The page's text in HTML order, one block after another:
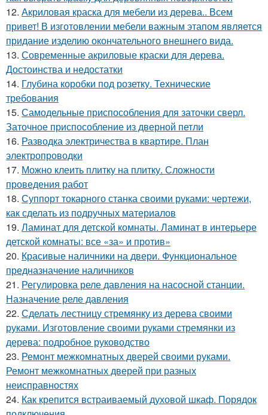
12. Акриловая краска для мебели из дерева.. Всем
привет! В изготовлении мебели важным этапом является
придание изделию окончательного внешнего вида.
13. Современные акриловые краски для дерева.
Достоинства и недостатки
14. Глубина коробки под розетку. Технические
требования
15. Самодельные приспособления для заточки сверл.
Заточное приспособление из дверной петли
16. Разводка электричества в квартире. План
электропроводки
17. Можно клеить плитку на плитку. Сложности
проведения работ
18. Суппорт токарного станка своими руками: чертежи,
как сделать из подручных материалов
19. Ламинат для детской комнаты. Ламинат в интерьере
детской комнаты: все «за» и против»
20. Красивые наличники на двери. Функциональное
предназначение наличников
21. Регулировка реле давления на насосной станции.
Назначение реле давления
22. Сделать лестницу стремянку из дерева своими
руками. Изготовление своими руками стремянки из
дерева: подробное руководство
23. Ремонт межкомнатных дверей своими руками.
Ремонт межкомнатных дверей при разных
неисправностях
24. Как крепится встраиваемый духовой шкаф. Порядок